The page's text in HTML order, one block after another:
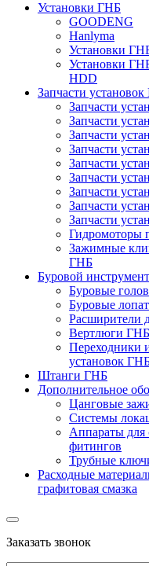
Установки ГНБ
GOODENG
Hanlyma
Установки
Установки
HDD
Запчасти
Запчасти
Запчасти
Запчасти
Запчасти
Запчасти
Запчасти
Запчасти
Запчасти
Запчасти
Гидромоторы
Зажимные
ГНБ
Буровой
Буровые
Буровые
Расширители
Вертлюги ГНБ
Переходники
установок
Штанги ГНБ
Дополнительное
Цанговые
Системы
Аппараты для
фитингов
Трубные
Расходные
графитовая смазка
Заказать звонок